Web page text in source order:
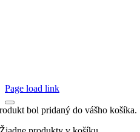
Page load link
bol pridaný do vášho košíka.